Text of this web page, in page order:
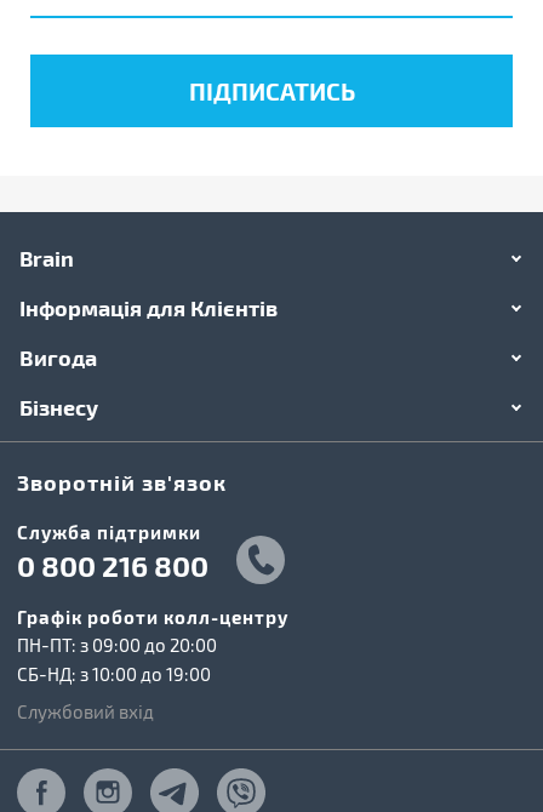
Brain
Інформація для Клієнтів
Вигода
Бізнесу
Зворотній зв'язок
Cлужба підтримки
0 800 216 800
Графік роботи колл-центру
ПН-ПТ: з 09:00 до 20:00
СБ-НД: з 10:00 до 19:00
Службовий вхід